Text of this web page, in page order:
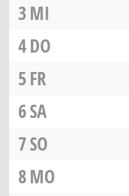
3MI
4DO
5FR
6SA
7SO
8MO